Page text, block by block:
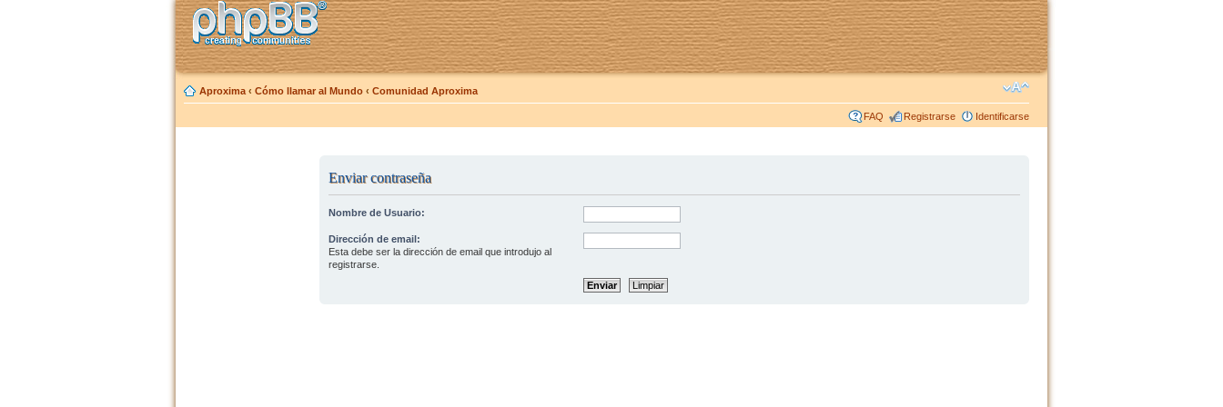
Aproxima ‹ Cómo llamar al Mundo ‹ Comunidad Aproxima
FAQ Registrarse Identificarse
Enviar contraseña
Nombre de Usuario:
Dirección de email:
Esta debe ser la dirección de email que introdujo al
registrarse.